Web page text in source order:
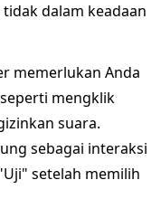
dalam keadaan
memerlukan Anda
mengklik
suara.
sebagai interaksi
setelah memilih